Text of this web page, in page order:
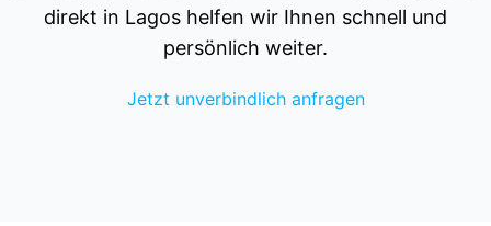
direkt in Lagos helfen wir Ihnen schnell und
persönlich weiter.
Jetzt unverbindlich anfragen